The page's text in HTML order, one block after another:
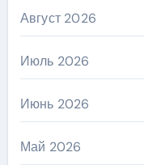
Август 2026
Июль 2026
Июнь 2026
Май 2026